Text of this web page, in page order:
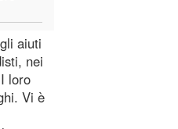
aiuti
nei
loro
Vi è